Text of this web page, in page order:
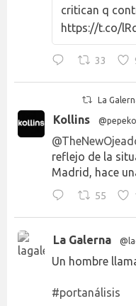
critican q
https://t.co/
33
La
Kollins
reflejo de la
Madrid, hace
55
La Galerna
Un hombre
#portanálisis